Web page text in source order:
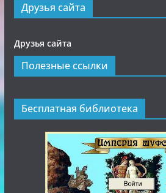
Друзья сайта
Друзья сайта
Полезные ссылки
Бесплатная библиотека